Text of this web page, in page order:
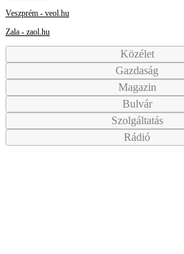
Veszprém - veol.hu
Zala - zaol.hu
Közélet
Gazdaság
Magazin
Bulvár
Szolgáltatás
Rádió